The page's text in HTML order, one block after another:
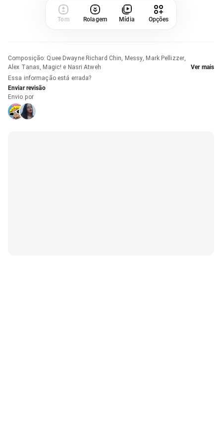
Tom Rolagem Mídia Opções
Composição: Quee Dwayne Richard Chin, Messy, Mark Pellizzer,
Alex Tanas, Magic! e Nasri Atweh
Ver mais
Essa informação está errada?
Enviar revisão
Envio por